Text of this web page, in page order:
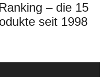
– die 15
seit 1998